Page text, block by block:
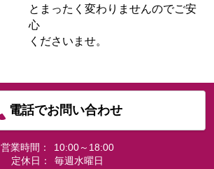
とまったく変わりませんのでご安
心
くださいませ。
電話でお問い合わせ
営業時間：
10:00～18:00
定休日：
毎週水曜日